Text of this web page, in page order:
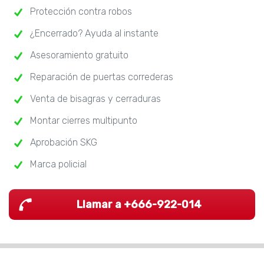
Protección contra robos
¿Encerrado? Ayuda al instante
Asesoramiento gratuito
Reparación de puertas correderas
Venta de bisagras y cerraduras
Montar cierres multipunto
Aprobación SKG
Marca policial
Llamar a +666-922-014